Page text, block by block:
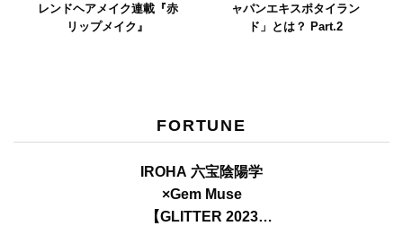
レンドヘアメイク連載『赤
リップメイク』
ャパンエキスポタイラン
ド」とは？ Part.2
FORTUNE
IROHA 六宝陰陽学
×Gem Muse
【GLITTER 2023